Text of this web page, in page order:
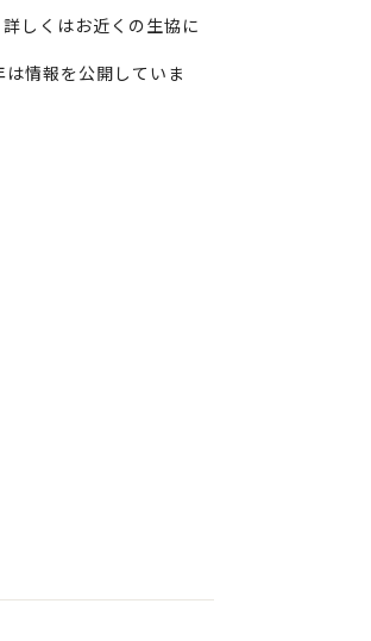
しくはお近くの生協に
情報を公開していま